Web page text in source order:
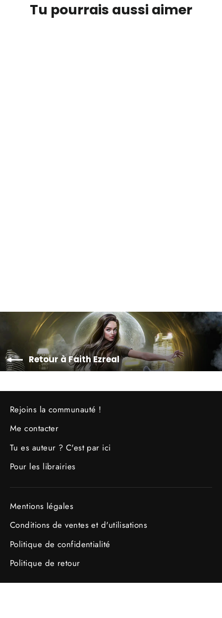
Tu pourrais aussi aimer
Retour à Faith Ezreal
Rejoins la communauté !
Me contacter
Tu es auteur ? C'est par ici
Pour les librairies
Mentions légales
Conditions de ventes et d'utilisations
Politique de confidentialité
Politique de retour